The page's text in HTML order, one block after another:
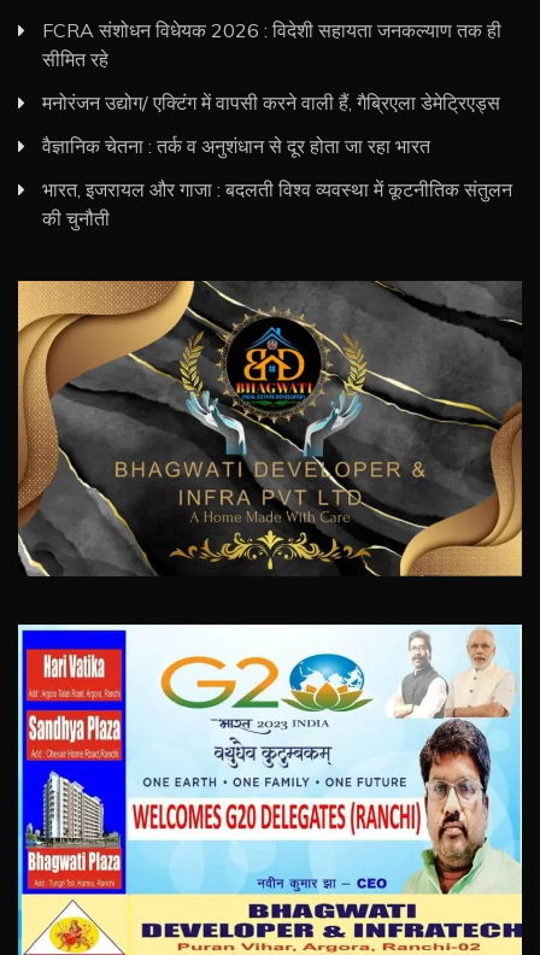
FCRA संशोधन विधेयक 2026 : विदेशी सहायता जनकल्याण तक ही
सीमित रहे
मनोरंजन उद्योग/ एक्टिंग में वापसी करने वाली हैं, गैब्रिएला डेमेट्रिएड्स
वैज्ञानिक चेतना : तर्क व अनुशंधान से दूर होता जा रहा भारत
भारत, इजरायल और गाजा : बदलती विश्व व्यवस्था में कूटनीतिक संतुलन
की चुनौती